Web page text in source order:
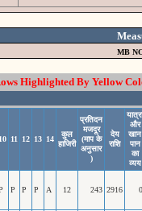
MB
Highlighted By Yellow
10 11 12 13 14
कुल
हाजिरी
प्रतिदन
मजदूर
(माप के
अनुसार
)
देय
राशि
यात्रा
और
खान
पान
का
व्यय
P P P A 12 243 2916 0